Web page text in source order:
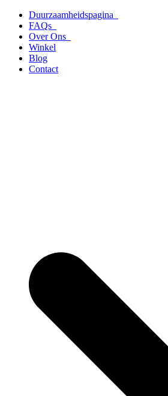
naar
inhoud
Duurzaamheidspagina
FAQs
Over Ons
Winkel
Blog
Contact